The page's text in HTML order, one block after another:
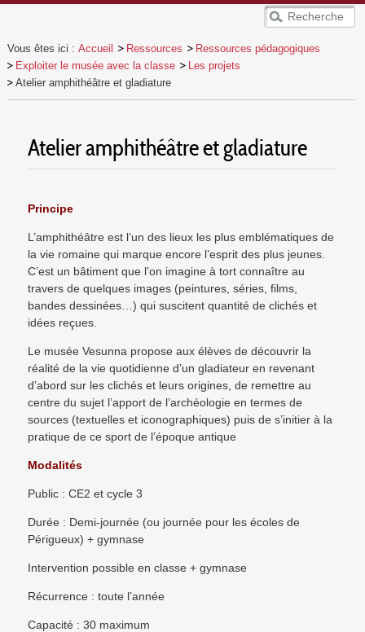
VESUNNA
PUBLICS
RESSOURCES
Vous êtes ici : Accueil Ressources
Ressources pédagogiques
Exploiter le musée avec la classe
Les projets
Atelier amphithéâtre et gladiature
Atelier amphithéâtre et gladiature
Principe
L’amphithéâtre est l’un des lieux les plus emblématiques de
la vie romaine qui marque encore l’esprit des plus jeunes.
C’est un bâtiment que l’on imagine à tort connaître au
travers de quelques images (peintures, séries, films,
bandes dessinées…) qui suscitent quantité de clichés et
idées reçues.
Le musée Vesunna propose aux élèves de découvrir la
réalité de la vie quotidienne d’un gladiateur en revenant
d’abord sur les clichés et leurs origines, de remettre au
centre du sujet l’apport de l’archéologie en termes de
sources (textuelles et iconographiques) puis de s’initier à la
pratique de ce sport de l’époque antique
Modalités
Public : CE2 et cycle 3
Durée : Demi-journée (ou journée pour les écoles de
Périgueux) + gymnase
Intervention possible en classe + gymnase
Récurrence : toute l’année
Capacité : 30 maximum